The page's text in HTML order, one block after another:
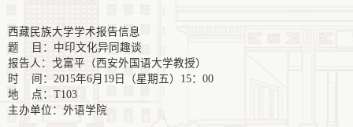
西藏民族大学学术报告信息
题 目：中印文化异同趣谈
报告人：戈富平（西安外国语大学教授）
时 间：2015年6月19日（星期五）15：00
地 点：T103
主办单位：外语学院